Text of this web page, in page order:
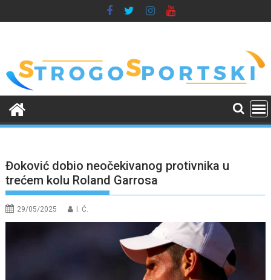
to
Đoković dobio neočekivanog protivnika u
trećem kolu Roland Garrosa
29/05/2025 I. Ć.